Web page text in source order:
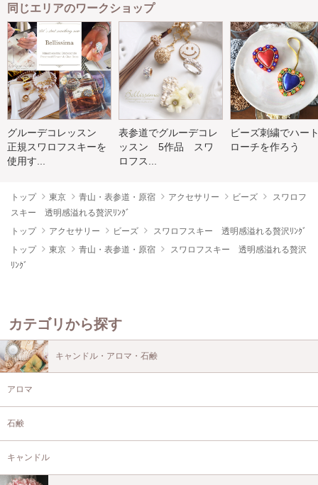
同じエリアのワークショップ
グルーデコレッスン
正規スワロフスキーを
使用す...
表参道でグルーデコレ
ッスン 5作品 スワ
ロフス...
ビーズ刺繍でハー
ローチを作ろう
トップ 東京 青山・表参道・原宿 アクセサリー ビーズ
スワロフ
スキー 透明感溢れる贅沢ﾘﾝｸﾞ
トップ
アクセサリー ビーズ
スワロフスキー 透明感溢れる贅沢ﾘﾝｸﾞ
トップ
東京 青山・表参道・原宿
スワロフスキー 透明感溢れる贅沢
ﾘﾝｸﾞ
カテゴリから探す
キャンドル・アロマ・石鹸
アロマ
石鹸
キャンドル